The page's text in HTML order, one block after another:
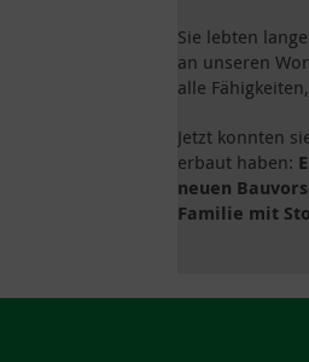
Sie lebten
an unseren
alle
Jetzt konnten
erbaut haben:
neuen
Familie mit